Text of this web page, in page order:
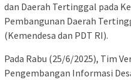
dan Daerah Tertinggal pada
Pembangunan Daerah
(Kemendesa dan PDT RI).
Pada Rabu (25/6/2025), Tim
Pengembangan Informasi